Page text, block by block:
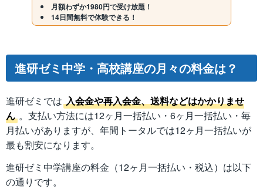
月額わずか1980円で受け放題！
14日間無料で体験できる！
進研ゼミ中学・高校講座の月々の料金は？
進研ゼミでは 入会金や再入会金、送料などはかかりませ
ん 。支払い方法には12ヶ月一括払い・6ヶ月一括払い・毎
月払いがありますが、年間トータルでは12ヶ月一括払いが
最も割安になります。
進研ゼミ中学講座の料金（12ヶ月一括払い・税込）は以下
の通りです。